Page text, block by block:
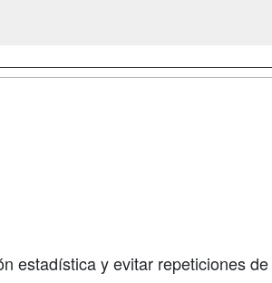
estadística y evitar repeticiones de